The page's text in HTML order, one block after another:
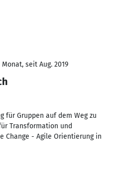
Monat, seit Aug. 2019
für Gruppen auf dem Weg zu
Transformation und
Change - Agile Orientierung in